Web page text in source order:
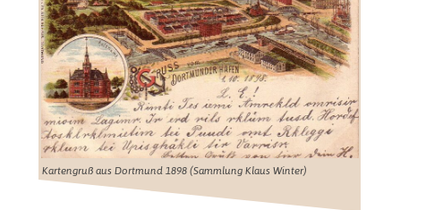
Kartengruß aus Dortmund 1898 (Sammlung Klaus Winter)